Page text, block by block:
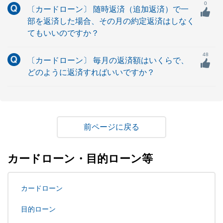
〔カードローン〕 随時返済（追加返済）で一
部を返済した場合、その月の約定返済はしなく
てもいいのですか？
0
〔カードローン〕 毎月の返済額はいくらで、
どのように返済すればいいですか？
48
戻る
カードローン・目的ローン等
カードローン
目的ローン